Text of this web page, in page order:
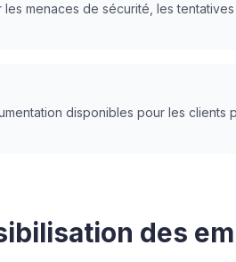
menaces de sécurité, les
disponibles pour les
des